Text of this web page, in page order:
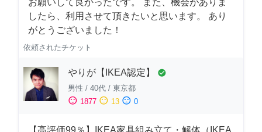
お願いして良かったです。 また、機会がありま
したら、利用させて頂きたいと思います。 あり
がとうございました！
依頼されたチケット
やりが【IKEA認定】 check_circle
男性 / 40代 / 東京都
sentiment_satisfied 1877 sentiment_neutral 13 sentiment_dissatisfied 0